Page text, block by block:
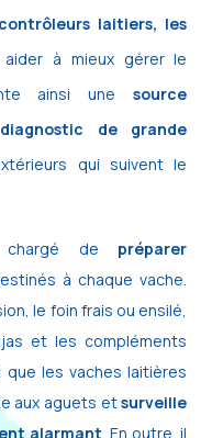
laitiers, les
à mieux gérer le
ainsi unesource
de grande
qui suivent le
chargé de préparer
à chaque vache.
le foin frais ou ensilé,
et les compléments
que les vaches laitières
aux aguets etsurveille
alarmant . En outre, il